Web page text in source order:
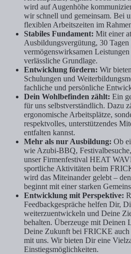
wird auf Augenhöhe
wir schnell und gemeinsam. Bei
flexiblen Arbeitszeiten im
Stabiles Fundament: Mit einer
Ausbildungsvergütung, 30
vermögenswirksamen
verlässliche Grundlage.
Entwicklung fördern: Wir
Schulungen und
fachliche und persönliche
Dein Wohlbefinden zählt: Ein
für uns selbstverständlich. Dazu
ergonomische Arbeitsplätze,
respektvolles, unterstützendes
entfalten kannst.
Mehr als nur Ausbildung: Ob
wie Azubi-BBQ,
unser Firmenfestival HEAT
sportliche Aktivitäten beim
wird das Miteinander gelebt –
beginnt mit einer starken
Entwicklung mit Perspektive:
Feedbackgespräche helfen Dir,
weiterzuentwickeln und Deine
behalten. Überzeuge mit Deinen
Deine Zukunft bei FRICKE
mit uns. Wir bieten Dir eine
Einstiegsmöglichkeiten.